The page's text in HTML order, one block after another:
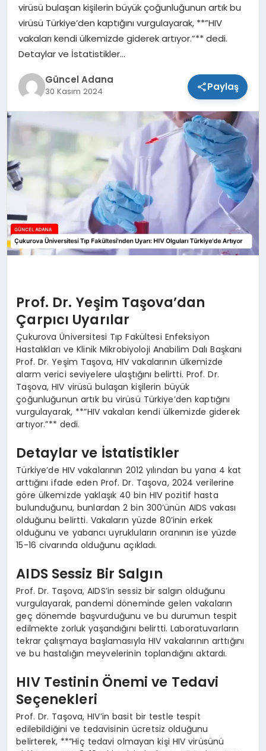
virüsü bulaşan kişilerin büyük çoğunluğunun artık bu
virüsü Türkiye’den kaptığını vurgulayarak, **”HIV
vakaları kendi ülkemizde giderek artıyor.”** dedi.
Detaylar ve İstatistikler…
Güncel Adana
30 Kasım 2024 Paylaş
Prof. Dr. Yeşim Taşova’dan
Çarpıcı Uyarılar
Çukurova Üniversitesi Tıp Fakültesi Enfeksiyon
Hastalıkları ve Klinik Mikrobiyoloji Anabilim Dalı Başkanı
Prof. Dr. Yeşim Taşova, HIV vakalarının ülkemizde
alarm verici seviyelere ulaştığını belirtti. Prof. Dr.
Taşova, HIV virüsü bulaşan kişilerin büyük
çoğunluğunun artık bu virüsü Türkiye’den kaptığını
vurgulayarak, **”HIV vakaları kendi ülkemizde giderek
artıyor.”** dedi.
Detaylar ve İstatistikler
Türkiye’de HIV vakalarının 2012 yılından bu yana 4 kat
arttığını ifade eden Prof. Dr. Taşova, 2024 verilerine
göre ülkemizde yaklaşık 40 bin HIV pozitif hasta
bulunduğunu, bunlardan 2 bin 300’ünün AIDS vakası
olduğunu belirtti. Vakaların yüzde 80’inin erkek
olduğunu ve yabancı uyrukluların oranının ise yüzde
15-16 civarında olduğunu açıkladı.
AIDS Sessiz Bir Salgın
Prof. Dr. Taşova, AIDS’in sessiz bir salgın olduğunu
vurgulayarak, pandemi döneminde gelen vakaların
geç dönemde başvurduğunu ve bu durumun tespit
edilmekte zorluk yaşandığını belirtti. Laboratuvarların
tekrar çalışmaya başlamasıyla HIV vakalarının arttığını
ve bu hastalığın meyvelerinin toplandığını aktardı.
HIV Testinin Önemi ve Tedavi
Seçenekleri
Prof. Dr. Taşova, HIV’in basit bir testle tespit
edilebildiğini ve tedavisinin ücretsiz olduğunu
belirterek, **”Hiç tedavi olmayan kişi HIV virüsünü